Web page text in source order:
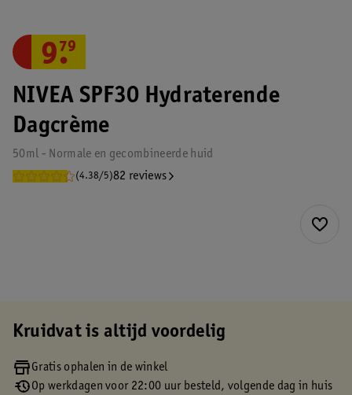
NIVEA SPF30 Hydraterende
Dagcrème
50ml - Normale en gecombineerde huid
(4.38/5)82 reviews
9.
79
Kruidvat is altijd voordelig
Gratis ophalen in de winkel
Op werkdagen voor 22:00 uur besteld, volgende dag in huis